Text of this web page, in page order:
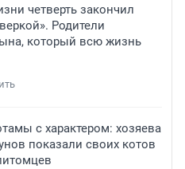
четверть закончил
Родители
который всю жизнь
с характером: хозяева
показали своих котов